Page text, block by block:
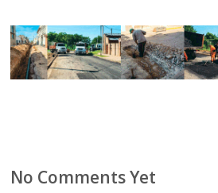
No Comments Yet